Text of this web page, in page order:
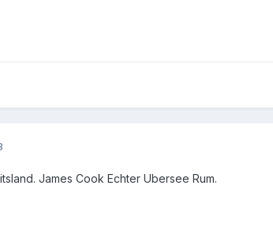
James Cook Echter Ubersee Rum.